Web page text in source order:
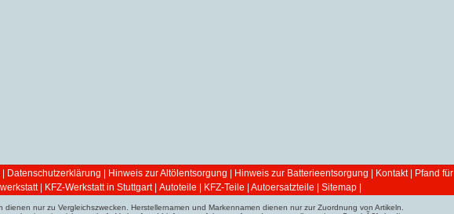
Datenschutzerklärung Hinweis zur Altölentsorgung Hinweis zur Batterieentsorgung Kontakt|
Pfand für
| KFZ-Werkstatt in Stuttgart| Autoteile | KFZ-Teile | Autoersatzteile Sitemap|
dienen nur zu Vergleichszwecken. Herstellernamen und Markennamen dienen nur zur Zuordnung von Artikeln.